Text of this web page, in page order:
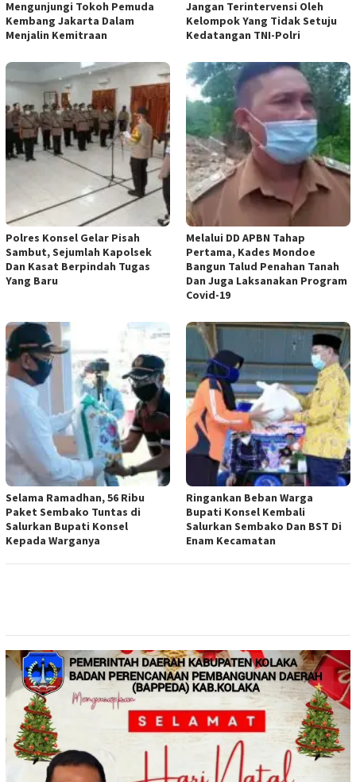
Mengunjungi Tokoh Pemuda
Kembang Jakarta Dalam
Menjalin Kemitraan
Jangan Terintervensi Oleh
Kelompok Yang Tidak Setuju
Kedatangan TNI-Polri
Polres Konsel Gelar Pisah
Sambut, Sejumlah Kapolsek
Dan Kasat Berpindah Tugas
Yang Baru
Melalui DD APBN Tahap
Pertama, Kades Mondoe
Bangun Talud Penahan Tanah
Dan Juga Laksanakan Program
Covid-19
Selama Ramadhan, 56 Ribu
Paket Sembako Tuntas di
Salurkan Bupati Konsel
Kepada Warganya
Ringankan Beban Warga
Bupati Konsel Kembali
Salurkan Sembako Dan BST Di
Enam Kecamatan